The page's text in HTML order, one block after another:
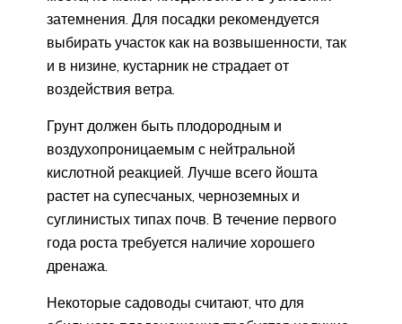
затемнения. Для посадки рекомендуется
выбирать участок как на возвышенности, так
и в низине, кустарник не страдает от
воздействия ветра.
Грунт должен быть плодородным и
воздухопроницаемым с нейтральной
кислотной реакцией. Лучше всего йошта
растет на супесчаных, черноземных и
суглинистых типах почв. В течение первого
года роста требуется наличие хорошего
дренажа.
Некоторые садоводы считают, что для